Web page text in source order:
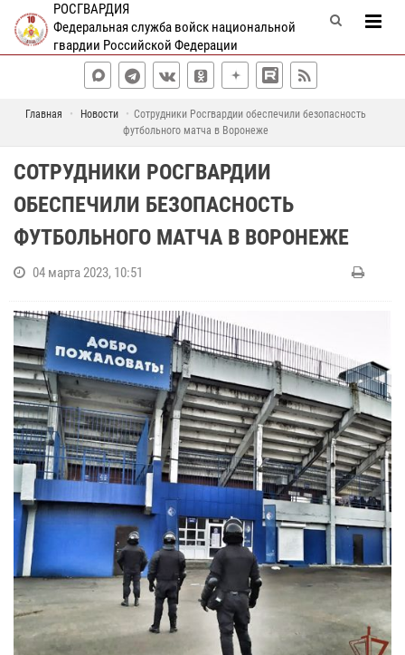
РОСГВАРДИЯ
Федеральная служба войск национальной
гвардии Российской Федерации
Главная Новости
Сотрудники Росгвардии обеспечили безопасность
футбольного матча в Воронеже
СОТРУДНИКИ РОСГВАРДИИ
ОБЕСПЕЧИЛИ БЕЗОПАСНОСТЬ
ФУТБОЛЬНОГО МАТЧА В ВОРОНЕЖЕ
04 марта 2023, 10:51